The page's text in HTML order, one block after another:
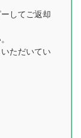
してご返却
ただいてい